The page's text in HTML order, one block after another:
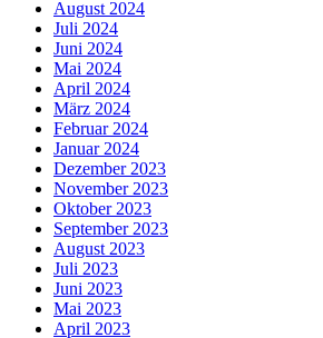
August 2024
Juli 2024
Juni 2024
Mai 2024
April 2024
März 2024
Februar 2024
Januar 2024
Dezember 2023
November 2023
Oktober 2023
September 2023
August 2023
Juli 2023
Juni 2023
Mai 2023
April 2023